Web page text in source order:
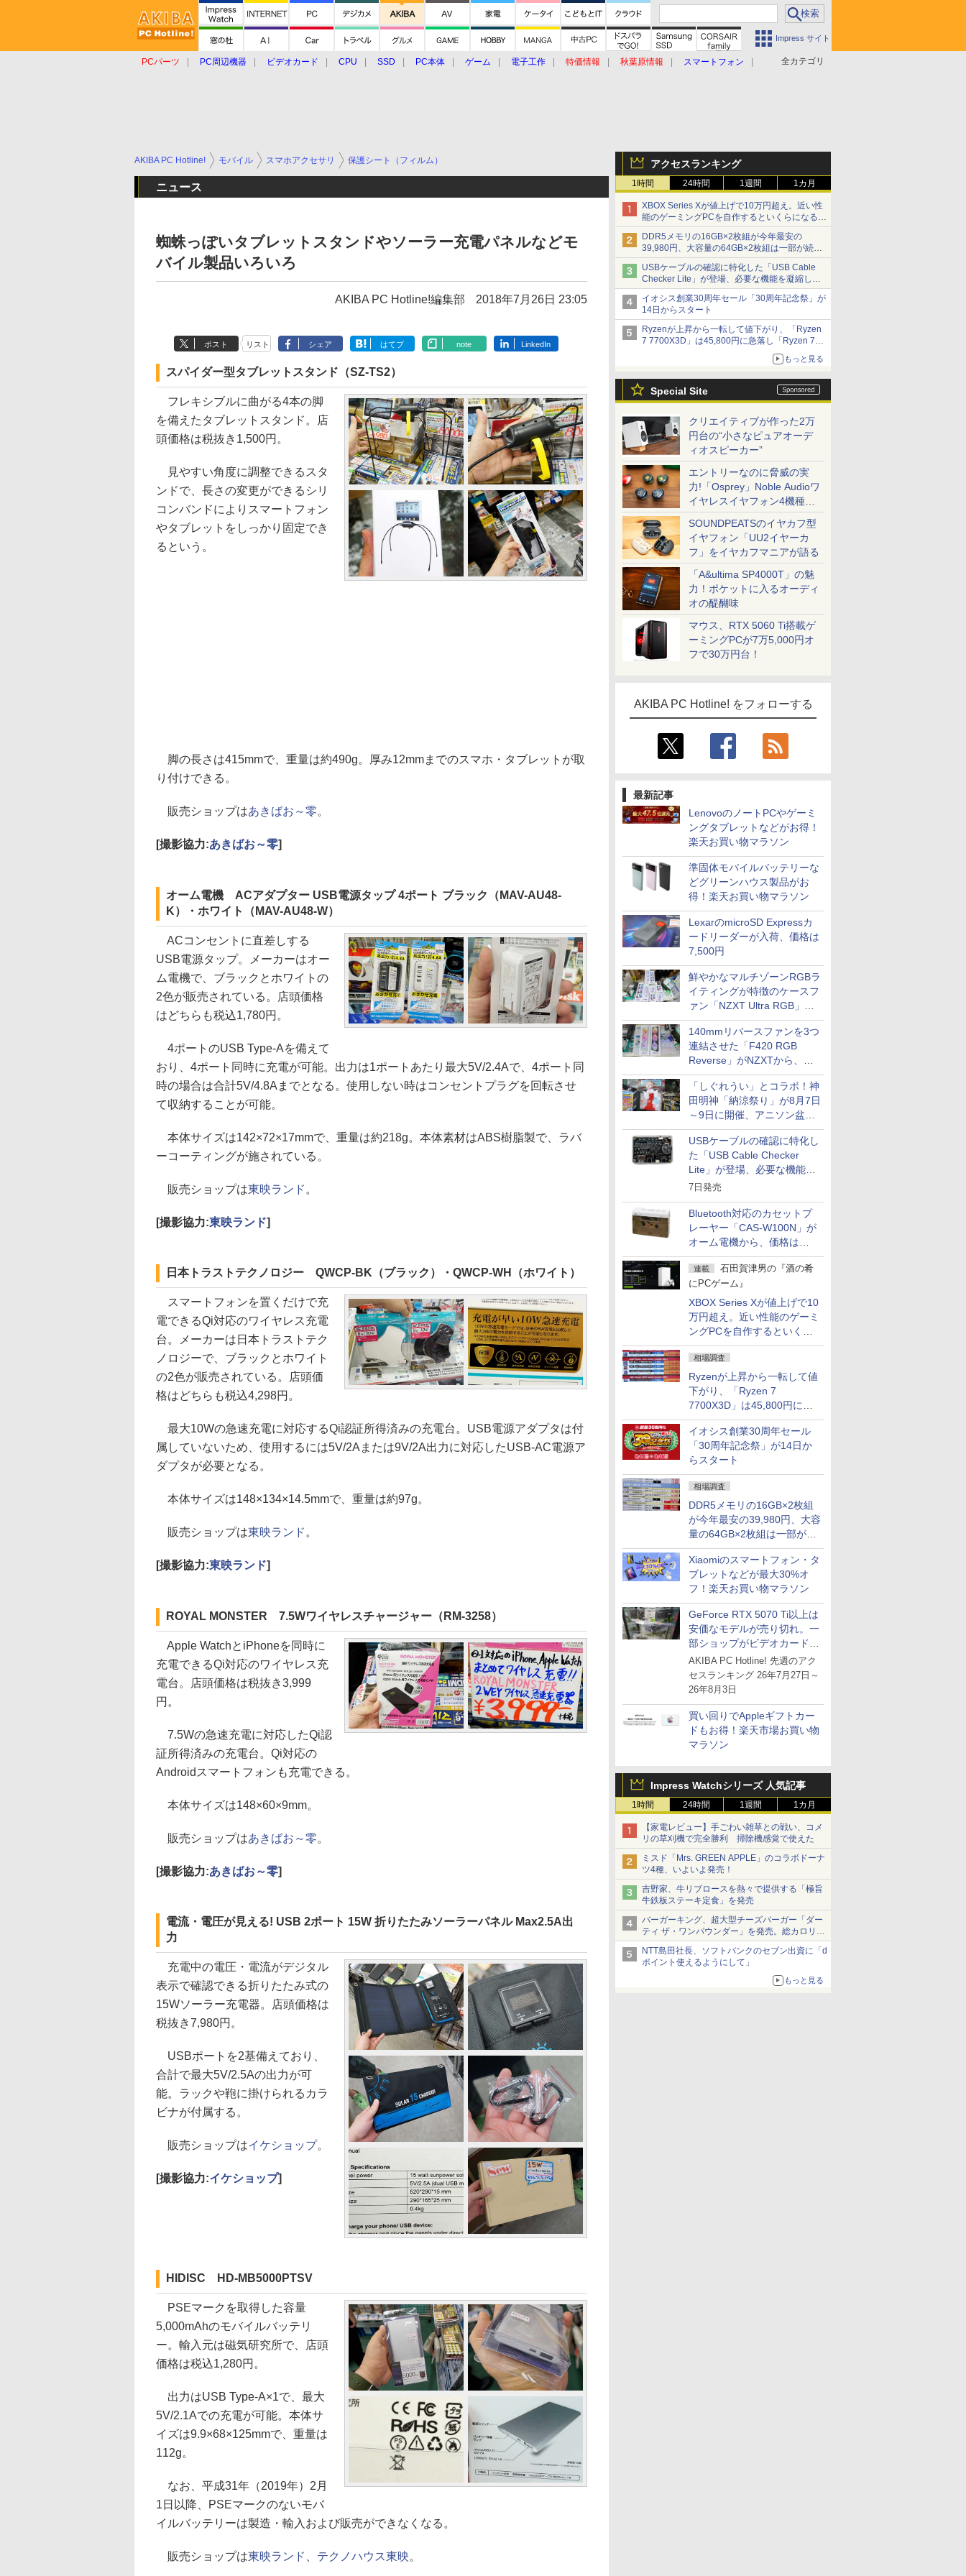
Impress サイト
全カテゴリ
PCパーツ PC周辺機器 ビデオカード CPU SSD PC本体 ゲーム 電子工作 特価情報 秋葉原情報
スマートフォン
アクセスランキング
1時間 24時間 1週間 1カ月
XBOX Series Xが値上げで10万円超え。近い性
能のゲーミングPCを自作するといくらになる？
【石田賀津男の『酒の肴にPCゲーム』】
DDR5メモリの16GB×2枚組が今年最安の
39,980円、大容量の64GB×2枚組は一部が続騰
[8月前半のメモリ価格]
USBケーブルの確認に特化した「USB Cable
Checker Lite」が登場、必要な機能を凝縮しコ
ンパクトに 7日発売
イオシス創業30周年セール「30周年記念祭」が
14日からスタート
Ryzenが上昇から一転して値下がり、「Ryzen
7 7700X3D」は45,800円に急落し「Ryzen 7
7800X3D」との価格逆転解消 [8月前半のCPU
もっと見る
Special Site
クリエイティブが作った2万
円台の“小さなピュアオーデ
ィオスピーカー”
エントリーなのに脅威の実
力!「Osprey」Noble Audioワ
イヤレスイヤフォン4機種を
一気に聴く
SOUNDPEATSのイヤカフ型
イヤフォン「UU2イヤーカ
フ」をイヤカフマニアが語る
「A&ultima SP4000T」の魅
力！ポケットに入るオーディ
オの醍醐味
マウス、RTX 5060 Ti搭載ゲ
ーミングPCが7万5,000円オ
フで30万円台！
AKIBA PC Hotline! をフォローする
最新記事
LenovoのノートPCやゲーミ
ングタブレットなどがお得！
楽天お買い物マラソン
準固体モバイルバッテリーな
どグリーンハウス製品がお
得！楽天お買い物マラソン
LexarのmicroSD Expressカ
ードリーダーが入荷、価格は
7,500円
鮮やかなマルチゾーンRGBラ
イティングが特徴のケースフ
ァン「NZXT Ultra RGB」が
発売、計8製品
140mmリバースファンを3つ
連結させた「F420 RGB
Reverse」がNZXTから、単
一フレーム採用
「しぐれうい」とコラボ！神
田明神「納涼祭り」が8月7日
～9日に開催、アニソン盆踊
りや屋台グルメなどもあり
USBケーブルの確認に特化し
た「USB Cable Checker
Lite」が登場、必要な機能を
凝縮しコンパクトに
7日発売
Bluetooth対応のカセットプ
レーヤー「CAS-W100N」が
オーム電機から、価格は
5,940円
連載
石田賀津男の『酒の肴
にPCゲーム』
XBOX Series Xが値上げで10
万円超え。近い性能のゲーミ
ングPCを自作するといくら
になる？
相場調査
Ryzenが上昇から一転して値
下がり、「Ryzen 7
7700X3D」は45,800円に急
落し「Ryzen 7 7800X3D」
との価格逆転解消 [8月前半の
CPU価格]
イオシス創業30周年セール
「30周年記念祭」が14日か
らスタート
相場調査
DDR5メモリの16GB×2枚組
が今年最安の39,980円、大容
量の64GB×2枚組は一部が続
騰 [8月前半のメモリ価格]
Xiaomiのスマートフォン・タ
ブレットなどが最大30%オ
フ！楽天お買い物マラソン
GeForce RTX 5070 Ti以上は
安価なモデルが売り切れ。一
部ショップがビデオカードの
購入制限を実施したニュース
が注目を集める
AKIBA PC Hotline! 先週のアク
セスランキング 26年7月27日～
26年8月3日
買い回りでAppleギフトカー
ドもお得！楽天市場お買い物
マラソン
Impress Watchシリーズ 人気記事
1時間 24時間 1週間 1カ月
【家電レビュー】手ごわい雑草との戦い、コメ
リの草刈機で完全勝利 掃除機感覚で使えた
ミスド「Mrs. GREEN APPLE」のコラボドーナ
ツ4種、いよいよ発売！
吉野家、牛リブロースを熱々で提供する「極旨
牛鉄板ステーキ定食」を発売
バーガーキング、超大型チーズバーガー「ダー
ティ ザ・ワンパウンダー」を発売。総カロリー
約1656kcal、総重量約527g！
NTT島田社長、ソフトバンクのセブン出資に「d
ポイント使えるようにして」
もっと見る
AKIBA PC Hotline! モバイル スマホアクセサリ 保護シート（フィルム）
ニュース
蜘蛛っぽいタブレットスタンドやソーラー充電パネルなどモ
バイル製品いろいろ
AKIBA PC Hotline!編集部 2018年7月26日 23:05
ポスト リスト シェア はてブ note LinkedIn
スパイダー型タブレットスタンド（SZ-TS2）
フレキシブルに曲がる4本の脚
を備えたタブレットスタンド。店
頭価格は税抜き1,500円。
見やすい角度に調整できるスタ
ンドで、長さの変更ができるシリ
コンバンドによりスマートフォン
やタブレットをしっかり固定でき
るという。
脚の長さは415mmで、重量は約490g。厚み12mmまでのスマホ・タブレットが取
り付けできる。
販売ショップはあきばお～零。
[撮影協力:あきばお～零]
オーム電機 ACアダプター USB電源タップ 4ポート ブラック（MAV-AU48-
K）・ホワイト（MAV-AU48-W）
ACコンセントに直差しする
USB電源タップ。メーカーはオー
ム電機で、ブラックとホワイトの
2色が販売されている。店頭価格
はどちらも税込1,780円。
4ポートのUSB Type-Aを備えて
おり、4ポート同時に充電が可能。出力は1ポートあたり最大5V/2.4Aで、4ポート同
時の場合は合計5V/4.8Aまでとなる。使用しない時はコンセントプラグを回転させ
て収納することが可能。
本体サイズは142×72×17mmで、重量は約218g。本体素材はABS樹脂製で、ラバ
ーコーティングが施されている。
販売ショップは東映ランド 。
[撮影協力:東映ランド]
日本トラストテクノロジー QWCP-BK（ブラック）・QWCP-WH（ホワイト）
スマートフォンを置くだけで充
電できるQi対応のワイヤレス充電
台。メーカーは日本トラストテク
ノロジーで、ブラックとホワイト
の2色が販売されている。店頭価
格はどちらも税込4,298円。
最大10Wの急速充電に対応するQi認証所得済みの充電台。USB電源アダプタは付
属していないため、使用するには5V/2Aまたは9V/2A出力に対応したUSB-AC電源ア
ダプタが必要となる。
本体サイズは148×134×14.5mmで、重量は約97g。
販売ショップは東映ランド 。
[撮影協力:東映ランド]
ROYAL MONSTER 7.5Wワイヤレスチャージャー（RM-3258）
Apple WatchとiPhoneを同時に
充電できるQi対応のワイヤレス充
電台。店頭価格は税抜き3,999
円。
7.5Wの急速充電に対応したQi認
証所得済みの充電台。Qi対応の
Androidスマートフォンも充電できる。
本体サイズは148×60×9mm。
販売ショップはあきばお～零。
[撮影協力:あきばお～零]
電流・電圧が見える! USB 2ポート 15W 折りたたみソーラーパネル Max2.5A出
力
充電中の電圧・電流がデジタル
表示で確認できる折りたたみ式の
15Wソーラー充電器。店頭価格は
税抜き7,980円。
USBポートを2基備えており、
合計で最大5V/2.5Aの出力が可
能。ラックや鞄に掛けられるカラ
ビナが付属する。
販売ショップはイケショップ。
[撮影協力:イケショップ]
HIDISC HD-MB5000PTSV
PSEマークを取得した容量
5,000mAhのモバイルバッテリ
ー。輸入元は磁気研究所で、店頭
価格は税込1,280円。
出力はUSB Type-A×1で、最大
5V/2.1Aでの充電が可能。本体サ
イズは9.9×68×125mmで、重量は
112g。
なお、平成31年（2019年）2月
1日以降、PSEマークのないモバ
イルバッテリーは製造・輸入および販売ができなくなる。
販売ショップは東映ランド テクノハウス東映。